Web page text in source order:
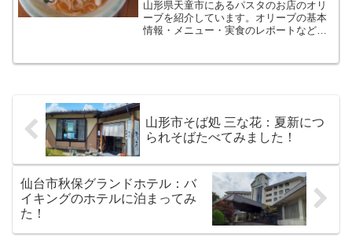
山形県天童市にあるパスタのお店のオリ
ーブを紹介しています。オリーブの基本
情報・メニュー・実食のレポートなどを
あげておすすめしています。
山形市そば処 三な花：夏新につ
られそばたべてみました！
仙台市秋保グランドホテル：バ
イキングのホテルに泊まってみ
た！